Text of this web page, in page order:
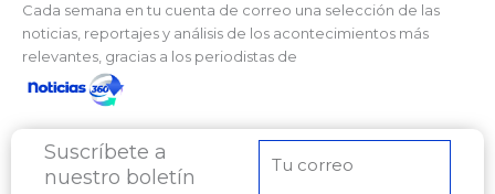
Cada semana en tu cuenta de correo una selección de las
noticias, reportajes y análisis de los acontecimientos más
relevantes, gracias a los periodistas de
Suscríbete a
nuestro boletín
electrónico